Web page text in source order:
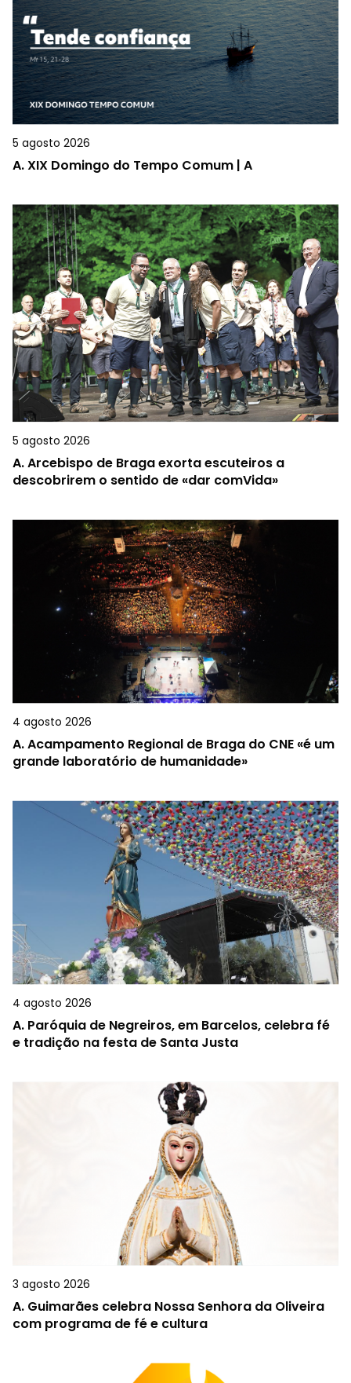
5 agosto 2026
A.XIX Domingo do Tempo Comum | A
5 agosto 2026
A.Arcebispo de Braga exorta escuteiros a
descobrirem o sentido de «dar comVida»
4 agosto 2026
A.Acampamento Regional de Braga do CNE «é um
grande laboratório de humanidade»
4 agosto 2026
A. Paróquia de Negreiros, em Barcelos, celebra fé
e tradição na festa de Santa Justa
3 agosto 2026
A. Guimarães celebra Nossa Senhora da Oliveira
com programa de fé e cultura